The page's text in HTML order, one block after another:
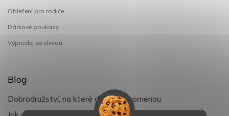
Oblečení pro rodiče
Dárkové poukazy
Výprodej se slevou
Blog
Dobrodružství, na které děti nezapomenou